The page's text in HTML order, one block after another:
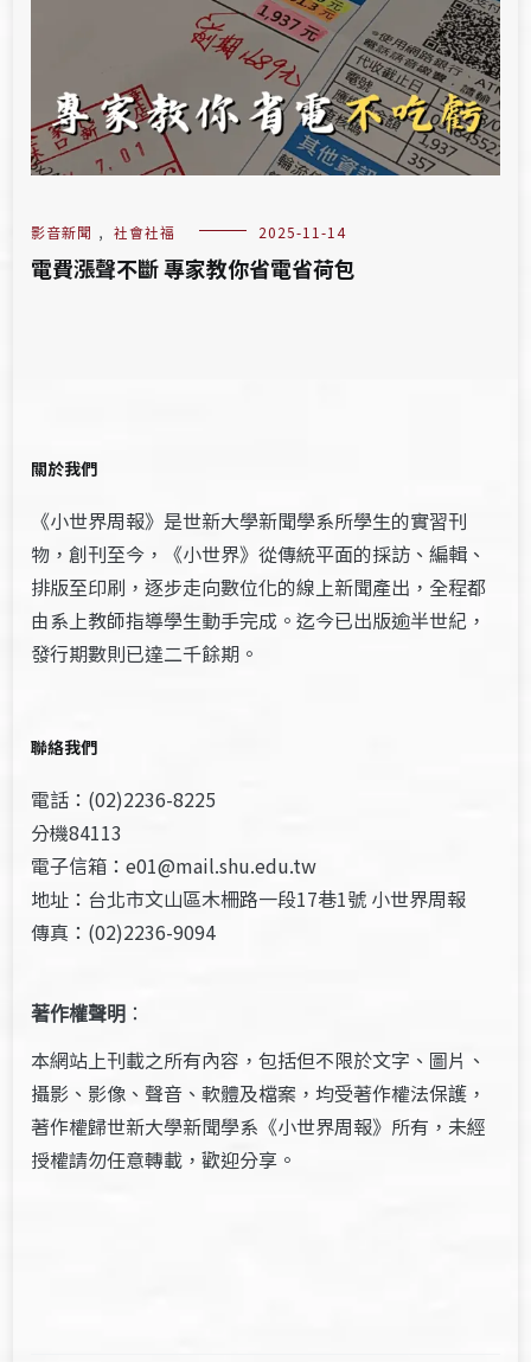
影音新聞 , 社會社福 2025-11-14
電費漲聲不斷 專家教你省電省荷包
關於我們
《小世界周報》是世新大學新聞學系所學生的實習刊
物，創刊至今，《小世界》從傳統平面的採訪、編輯、
排版至印刷，逐步走向數位化的線上新聞產出，全程都
由系上教師指導學生動手完成。迄今已出版逾半世紀，
發行期數則已達二千餘期。
聯絡我們
電話：(02)2236-8225
分機84113
電子信箱：e01@mail.shu.edu.tw
地址：台北市文山區木柵路一段17巷1號 小世界周報
傳真：(02)2236-9094
著作權聲明 ：
本網站上刊載之所有內容，包括但不限於文字、圖片、
攝影、影像、聲音、軟體及檔案，均受著作權法保護，
著作權歸世新大學新聞學系《小世界周報》所有，未經
授權請勿任意轉載，歡迎分享。